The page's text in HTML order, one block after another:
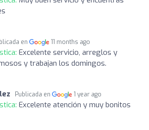
en 11 months ago
Excelente servicio, arreglos y
y trabajan los domingos.
Publicada en 1 year ago
Excelente atención y muy bonitos